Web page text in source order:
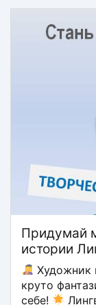
Придумай
истории
Художник
круто
себе!